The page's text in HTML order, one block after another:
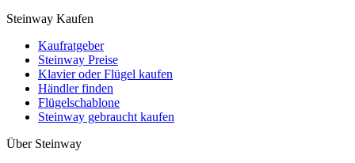
Steinway Kaufen
Kaufratgeber
Steinway Preise
Klavier oder Flügel kaufen
Händler finden
Flügelschablone
Steinway gebraucht kaufen
Über Steinway